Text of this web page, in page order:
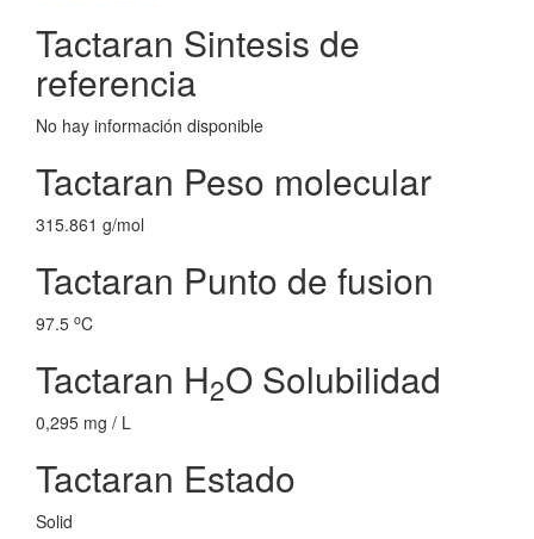
Tactaran Sintesis de
referencia
No hay información disponible
Tactaran Peso molecular
315.861 g/mol
Tactaran Punto de fusion
97.5 oC
Tactaran H2O Solubilidad
0,295 mg / L
Tactaran Estado
Solid